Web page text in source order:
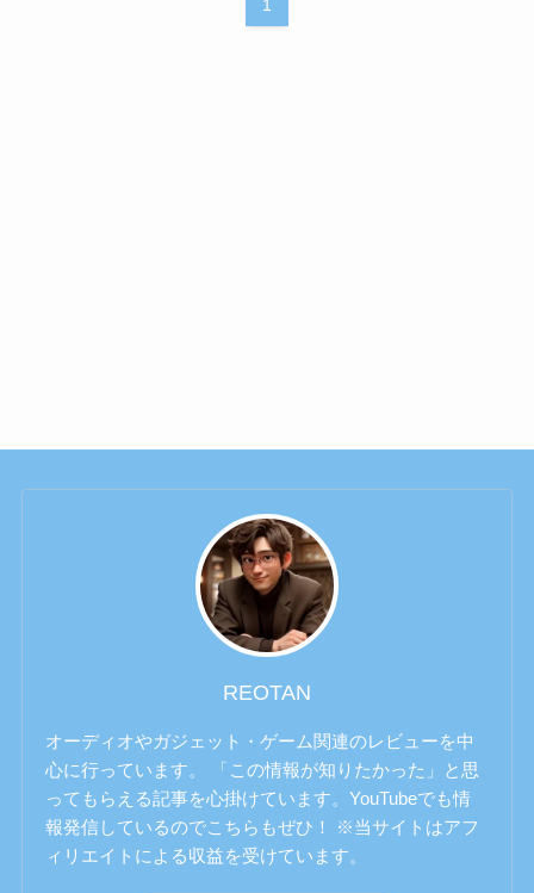
1
REOTAN
オーディオやガジェット・ゲーム関連のレビューを中
心に行っています。 「この情報が知りたかった」と思
ってもらえる記事を心掛けています。YouTubeでも情
報発信しているのでこちらもぜひ！ ※当サイトはアフ
ィリエイトによる収益を受けています。